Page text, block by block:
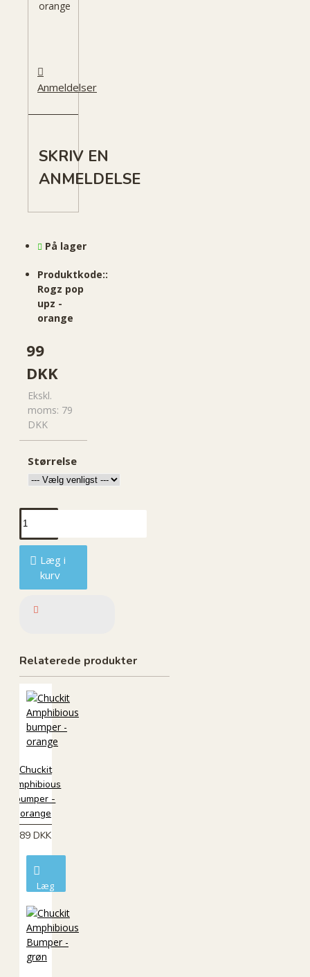
orange
Anmeldelser
SKRIV EN
ANMELDELSE
99
DKK
Ekskl.
moms: 79
DKK
På lager
Produktkode::
Rogz pop
upz -
orange
Størrelse
Læg i
kurv
Relaterede produkter
Chuckit
Amphibious
bumper -
orange
89 DKK
Læg
kurv